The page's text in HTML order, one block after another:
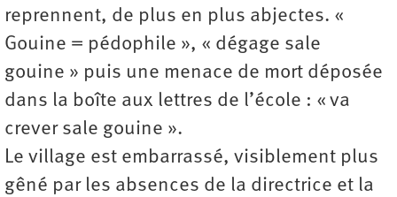
reprennent, de plus en plus abjectes. «
Gouine = pédophile », « dégage sale
gouine » puis une menace de mort déposée
dans la boîte aux lettres de l’école : « va
crever sale gouine ».
Le village est embarrassé, visiblement plus
gêné par les absences de la directrice et la